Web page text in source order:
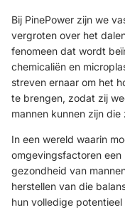
Bij PinePower zijn we
vergroten over het
fenomeen dat wordt
chemicaliën en
streven ernaar om het
te brengen, zodat zij
mannen kunnen zijn
In een wereld waarin
omgevingsfactoren
gezondheid van
herstellen van die
hun volledige